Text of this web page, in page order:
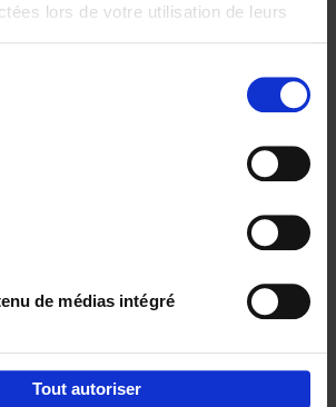
lors de votre utilisation de leurs
de médias intégré
Tout autoriser
Digital marketing like a PRO -
completely revised edition (EN)